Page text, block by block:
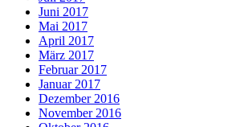
Juni 2017
Mai 2017
April 2017
März 2017
Februar 2017
Januar 2017
Dezember 2016
November 2016